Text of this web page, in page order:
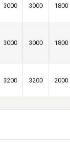
3000 3000 1800
3000 3000 1800
3200 3200 2000